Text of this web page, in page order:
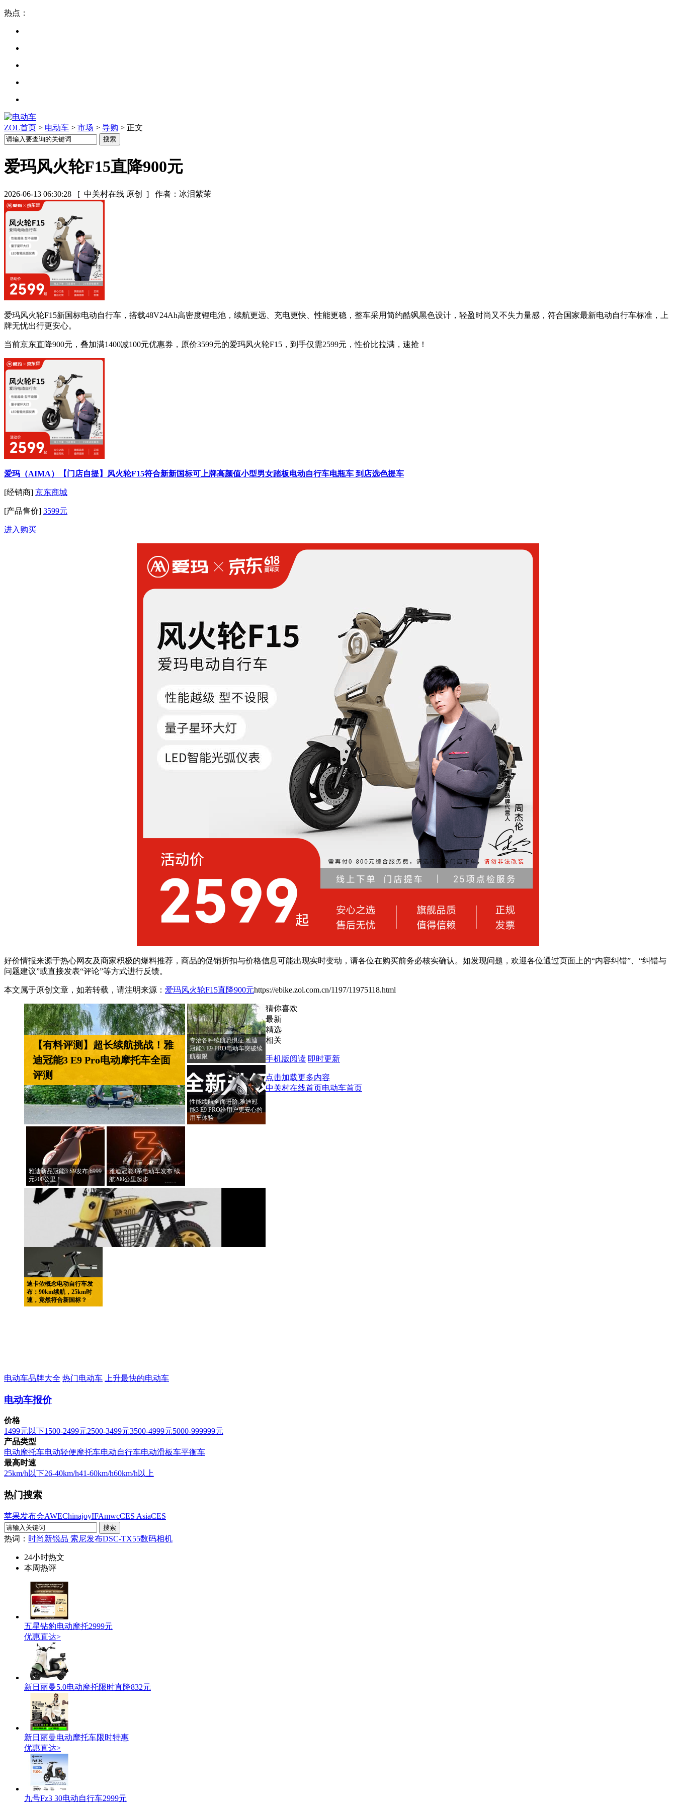
热点：
ZOL首页 > 电动车 > 市场 > 导购 > 正文
爱玛风火轮F15直降900元
2026-06-13 06:30:28 [ 中关村在线 原创 ] 作者：冰泪紫茉
爱玛风火轮F15新国标电动自行车，搭载48V24Ah高密度锂电池，续航更远、充电更快、性能更稳，整车采用简约酷飒黑色设计，轻盈时尚又不失力量感，符合国家最新电动自行车标准，上
牌无忧出行更安心。
当前京东直降900元，叠加满1400减100元优惠券，原价3599元的爱玛风火轮F15，到手仅需2599元，性价比拉满，速抢！
爱玛（AIMA）【门店自提】风火轮F15符合新新国标可上牌高颜值小型男女踏板电动自行车电瓶车 到店选色提车
[经销商] 京东商城
[产品售价] 3599元
进入购买
好价情报来源于热心网友及商家积极的爆料推荐，商品的促销折扣与价格信息可能出现实时变动，请各位在购买前务必核实确认。如发现问题，欢迎各位通过页面上的“内容纠错”、“纠错与
问题建议”或直接发表“评论”等方式进行反馈。
本文属于原创文章，如若转载，请注明来源： 爱玛风火轮F15直降900元https://ebike.zol.com.cn/1197/11975118.html
【有料评测】超长续航挑战！雅
迪冠能3 E9 Pro电动摩托车全面
评测
专治各种续航恐惧症 雅迪
冠能3 E9 PRO电动车突破续
航极限
性能续航全面进阶 雅迪冠
能3 E9 PRO给用户更安心的
用车体验
雅迪新品冠能3 S9发布 6999
元200公里！
雅迪冠能3系电动车发布 续
航200公里起步
迪卡侬概念电动自行车发
布：90km续航，25km时
速，竟然符合新国标？
猜你喜欢
最新
精选
相关
手机版阅读 即时更新
点击加载更多内容
中关村在线首页电动车首页
电动车品牌大全 热门电动车 上升最快的电动车
电动车报价
价格
1499元以下1500-2499元2500-3499元3500-4999元5000-999999元
产品类型
电动摩托车电动轻便摩托车电动自行车电动滑板车平衡车
最高时速
25km/h以下26-40km/h41-60km/h60km/h以上
热门搜索
苹果发布会AWEChinajoyIFAmwcCES AsiaCES
热词： 时尚新锐品 索尼发布DSC-TX55数码相机
24小时热文
本周热评
五星钻豹电动摩托2999元
优惠直达>
新日丽曼5.0电动摩托限时直降832元
新日丽曼电动摩托车限时特惠
优惠直达>
九号Fz3 30电动自行车2999元